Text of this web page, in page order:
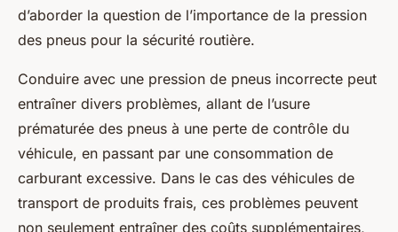
d’aborder la question de l’importance de la pression
des pneus pour la sécurité routière.
Conduire avec une pression de pneus incorrecte peut
entraîner divers problèmes, allant de l’usure
prématurée des pneus à une perte de contrôle du
véhicule, en passant par une consommation de
carburant excessive. Dans le cas des véhicules de
transport de produits frais, ces problèmes peuvent
non seulement entraîner des coûts supplémentaires,